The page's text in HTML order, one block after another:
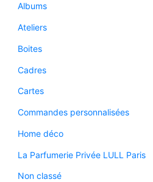
Albums
Ateliers
Boites
Cadres
Cartes
Commandes personnalisées
Home déco
La Parfumerie Privée LULL Paris
Non classé